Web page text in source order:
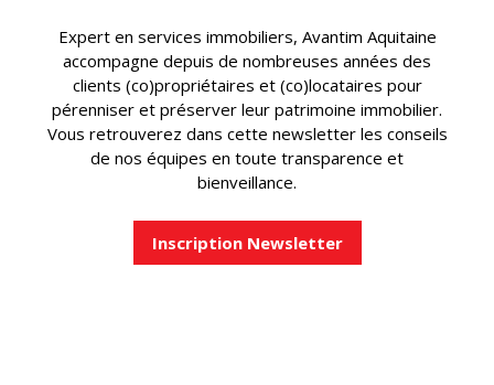
Expert en services immobiliers, Avantim Aquitaine
accompagne depuis de nombreuses années des
clients (co)propriétaires et (co)locataires pour
pérenniser et préserver leur patrimoine immobilier.
Vous retrouverez dans cette newsletter les conseils
de nos équipes en toute transparence et
bienveillance.
Inscription Newsletter